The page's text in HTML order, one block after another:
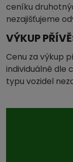
ceníku
nezajišťujeme
VÝKUP
Cenu za výkup
individuálně dle
typu vozidel